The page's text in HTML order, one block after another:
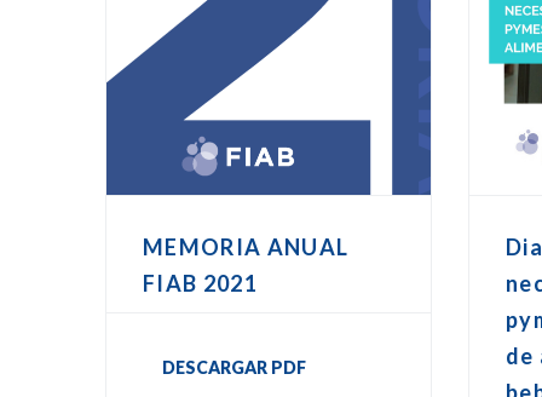
MEMORIA ANUAL
FIAB 2021
DESCARGAR PDF
de